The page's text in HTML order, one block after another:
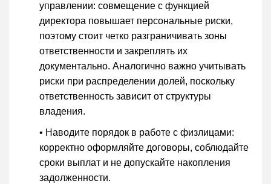
управлении: совмещение с функцией
директора повышает персональные риски,
поэтому стоит четко разграничивать зоны
ответственности и закреплять их
документально. Аналогично важно учитывать
риски при распределении долей, поскольку
ответственность зависит от структуры
владения.
• Наводите порядок в работе с физлицами:
корректно оформляйте договоры, соблюдайте
сроки выплат и не допускайте накопления
задолженности.